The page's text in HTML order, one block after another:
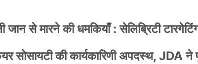
से मारने की धमकियाँ : सेलिब्रिटी
की कार्यकारिणी अपदस्थ, JDA ने